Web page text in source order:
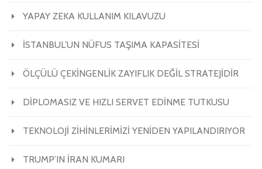
YAPAY ZEKA KULLANIM KILAVUZU
İSTANBUL’UN NÜFUS TAŞIMA KAPASİTESİ
ÖLÇÜLÜ ÇEKİNGENLİK ZAYIFLIK DEĞİL STRATEJİDİR
DİPLOMASIZ VE HIZLI SERVET EDİNME TUTKUSU
TEKNOLOJİ ZİHİNLERİMİZİ YENİDEN YAPILANDIRIYOR
TRUMP’IN İRAN KUMARI